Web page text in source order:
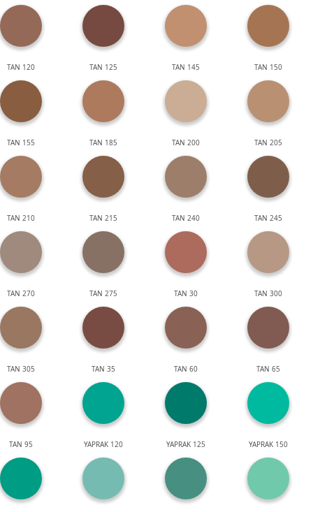
TAN 120 TAN 125 TAN 145 TAN 150
TAN 155 TAN 185 TAN 200 TAN 205
TAN 210 TAN 215 TAN 240 TAN 245
TAN 270 TAN 275 TAN 30 TAN 300
TAN 305 TAN 35 TAN 60 TAN 65
TAN 95 YAPRAK 120 YAPRAK 125 YAPRAK 150